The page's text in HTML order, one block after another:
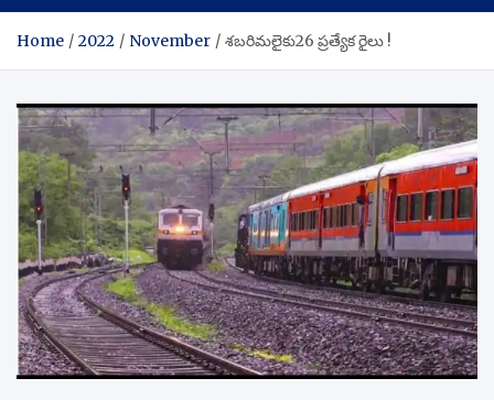
Home 2022 November శబరిమలైకు26 ప్రత్యేక రైలు !